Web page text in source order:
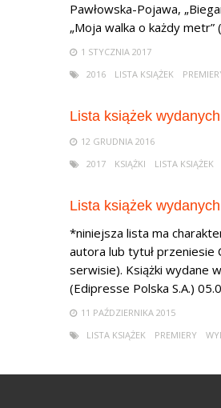
Pawłowska-Pojawa,
„Moja walka o każdy metr”
1 STYCZNIA 2017
2016
LISTA KSIĄŻEK
Lista książek
12 GRUDNIA 2016
2017
KSIĄŻKI LISTA KSIĄŻEK
Lista książek
*niniejsza lista ma
autora lub tytuł przeniesie
serwisie). Książki wydane
(Edipresse Polska S.A.)
11 PAŹDZIERNIKA 2015
LISTA KSIĄŻEK
PREMIERY